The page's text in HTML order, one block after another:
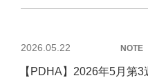
投
日:
2026.05.22 NOTE
【PDHA】2026年5月第